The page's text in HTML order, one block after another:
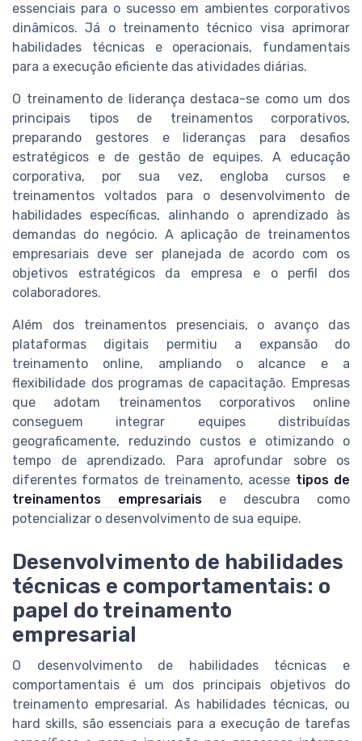
essenciais para o sucesso em ambientes corporativos
dinâmicos. Já o treinamento técnico visa aprimorar
habilidades técnicas e operacionais, fundamentais
para a execução eficiente das atividades diárias.
O treinamento de liderança destaca-se como um dos
principais tipos de treinamentos corporativos,
preparando gestores e lideranças para desafios
estratégicos e de gestão de equipes. A educação
corporativa, por sua vez, engloba cursos e
treinamentos voltados para o desenvolvimento de
habilidades específicas, alinhando o aprendizado às
demandas do negócio. A aplicação de treinamentos
empresariais deve ser planejada de acordo com os
objetivos estratégicos da empresa e o perfil dos
colaboradores.
Além dos treinamentos presenciais, o avanço das
plataformas digitais permitiu a expansão do
treinamento online, ampliando o alcance e a
flexibilidade dos programas de capacitação. Empresas
que adotam treinamentos corporativos online
conseguem integrar equipes distribuídas
geograficamente, reduzindo custos e otimizando o
tempo de aprendizado. Para aprofundar sobre os
diferentes formatos de treinamento, acesse tipos de
treinamentos empresariais e descubra como
potencializar o desenvolvimento de sua equipe.
Desenvolvimento de habilidades
técnicas e comportamentais: o
papel do treinamento
empresarial
O desenvolvimento de habilidades técnicas e
comportamentais é um dos principais objetivos do
treinamento empresarial. As habilidades técnicas, ou
hard skills, são essenciais para a execução de tarefas